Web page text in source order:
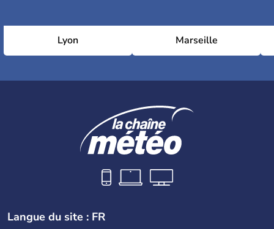
Lyon Marseille
Langue du site : FR